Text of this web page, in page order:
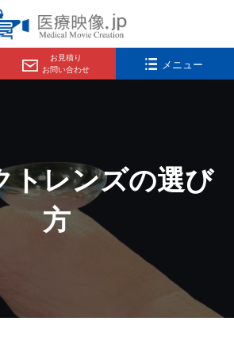
お見積り
お問い合わせ
メニュー
トレンズの選び
方